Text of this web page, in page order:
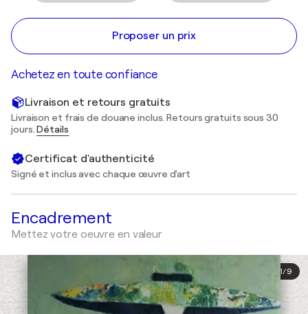
Proposer un prix
Achetez en toute confiance
Livraison et retours gratuits
Livraison et frais de douane inclus. Retours gratuits sous 30
jours.Détails
Certificat d'authenticité
Signé et inclus avec chaque œuvre d'art
Encadrement
Mettez votre oeuvre en valeur
1/9